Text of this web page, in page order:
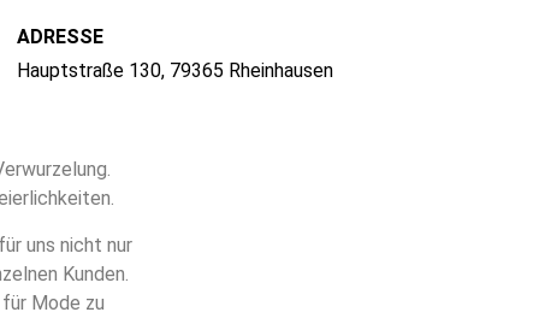
ADRESSE
Hauptstraße 130, 79365 Rheinhausen
uns nicht nur
Kunden.
Mode zu